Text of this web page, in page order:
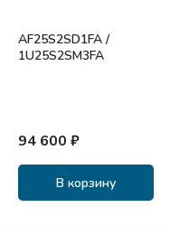
AF25S2SD1FA /
1U25S2SM3FA
94 600 ₽
В корзину